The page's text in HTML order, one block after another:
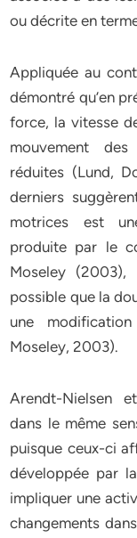
ou décrite en
Appliquée au
démontré qu’en
force, la vitesse
mouvement
réduites (Lund,
derniers
motrices est
produite par le
Moseley
possible que la
une
Moseley, 2003).
Arendt-Nielsen
dans le même
puisque ceux-ci
développée par
impliquer une
changements